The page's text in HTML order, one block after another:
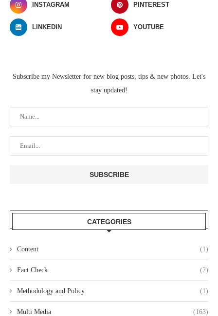
INSTAGRAM PINTEREST
LINKEDIN YOUTUBE
Subscribe my Newsletter for new blog posts, tips & new photos. Let's
stay updated!
CATEGORIES
Content (1)
Fact Check (2)
Methodology and Policy (1)
Multi Media (163)